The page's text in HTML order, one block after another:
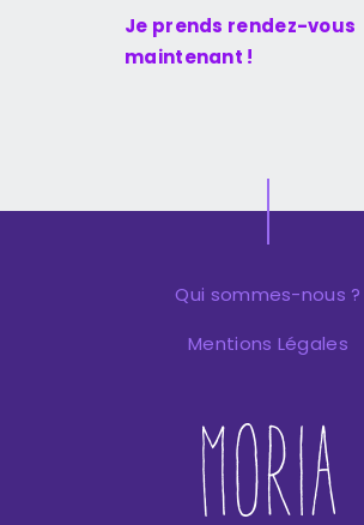
Je prends rendez-vous
maintenant !
Qui sommes-nous ?
Mentions Légales